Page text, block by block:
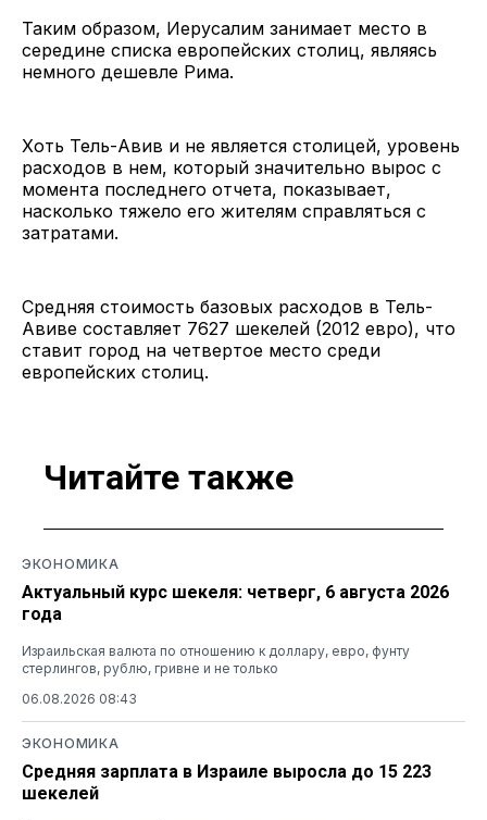
Таким образом, Иерусалим занимает место в
середине списка европейских столиц, являясь
немного дешевле Рима.
Хоть Тель-Авив и не является столицей, уровень
расходов в нем, который значительно вырос с
момента последнего отчета, показывает,
насколько тяжело его жителям справляться с
затратами.
Средняя стоимость базовых расходов в Тель-
Авиве составляет 7627 шекелей (2012 евро), что
ставит город на четвертое место среди
европейских столиц.
Читайте также
ЭКОНОМИКА
Актуальный курс шекеля: четверг, 6 августа 2026
года
Израильская валюта по отношению к доллару, евро, фунту
стерлингов, рублю, гривне и не только
06.08.2026 08:43
ЭКОНОМИКА
Средняя зарплата в Израиле выросла до 15 223
шекелей